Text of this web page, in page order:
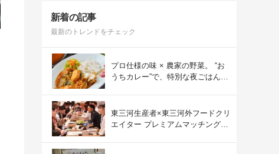
新着の記事
最新のトレンドをチェック
プロ仕様の味 × 農家の野菜。 “お
うちカレー”で、特別な夜ごはん
東三河生産者×東三河外フードクリ
エイター プレミアムマッチング会